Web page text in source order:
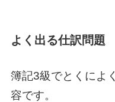
よく出る仕訳問題
簿記3級でとくによ
容です。